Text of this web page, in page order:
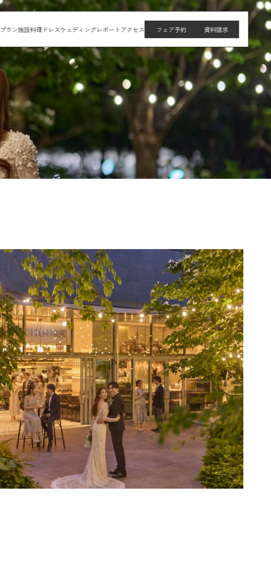
プラン施設料理 ドレスウェディングレポートアクセス フェア予約 資料請求